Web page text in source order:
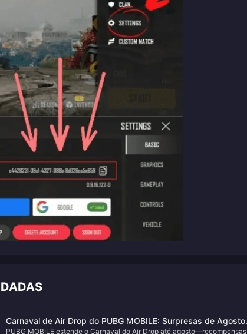
Carnaval de Air Drop do PUBG MOBILE: Surpresas de Agosto
PUBG MOBILE estende o Carnaval do Air Drop até agosto—recompensas,